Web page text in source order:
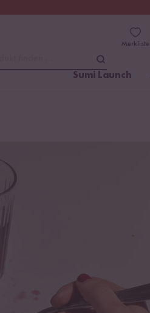
Merkliste
Sumi Launch